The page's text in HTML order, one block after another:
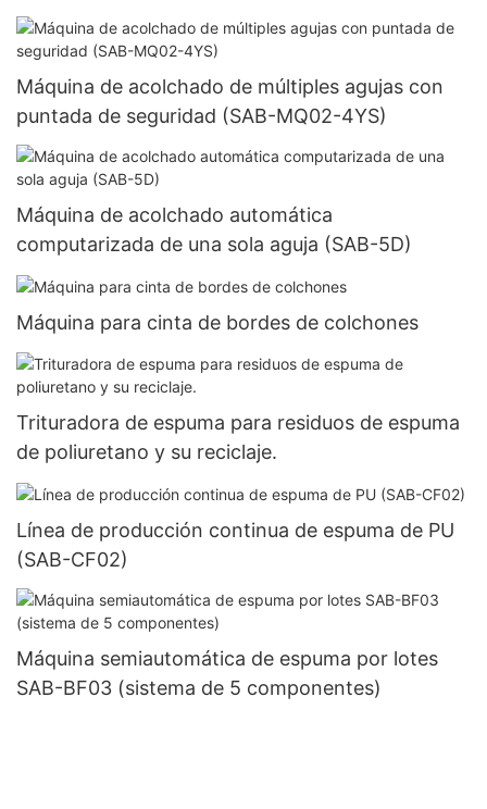
Máquina de acolchado de múltiples agujas con
puntada de seguridad (SAB-MQ02-4YS)
Máquina de acolchado automática
computarizada de una sola aguja (SAB-5D)
Máquina para cinta de bordes de colchones
Trituradora de espuma para residuos de espuma
de poliuretano y su reciclaje.
Línea de producción continua de espuma de PU
(SAB-CF02)
Máquina semiautomática de espuma por lotes
SAB-BF03 (sistema de 5 componentes)